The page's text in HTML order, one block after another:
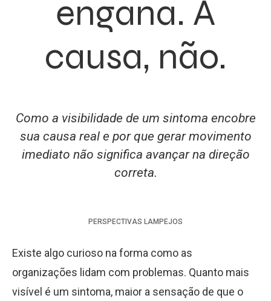
engana. A
causa, não.
Como a visibilidade de um sintoma encobre
sua causa real e por que gerar movimento
imediato não significa avançar na direção
correta.
PERSPECTIVAS LAMPEJOS
Existe algo curioso na forma como as
organizações lidam com problemas. Quanto mais
visível é um sintoma, maior a sensação de que o